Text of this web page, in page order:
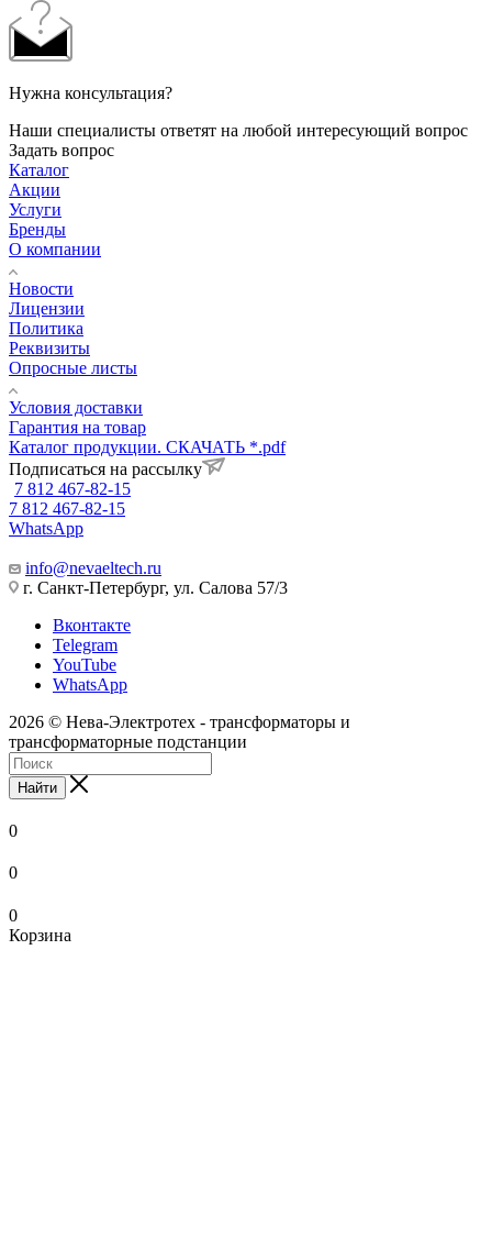
Нужна консультация?
Наши специалисты ответят на любой интересующий вопрос
Задать вопрос
Каталог
Акции
Услуги
Бренды
О компании
Новости
Лицензии
Политика
Реквизиты
Опросные листы
Условия доставки
Гарантия на товар
Каталог продукции. СКАЧАТЬ *.pdf
Подписаться на рассылку
7 812 467-82-15
7 812 467-82-15
WhatsApp
info@nevaeltech.ru
г. Санкт-Петербург, ул. Салова 57/3
Вконтакте
Telegram
YouTube
WhatsApp
2026 © Нева-Электротех - трансформаторы и
трансформаторные подстанции
Найти
0
0
0
Корзина